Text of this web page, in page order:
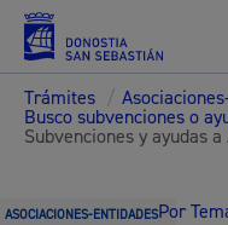
Trámites /
Busco subvenciones o
Subvenciones y ayudas
ASOCIACIONES-ENTIDADESPor